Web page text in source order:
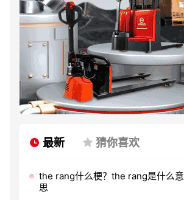
最新 猜你喜欢
the rang什么梗？the rang是什么意
思